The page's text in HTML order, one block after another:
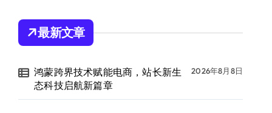
最新文章
鸿蒙跨界技术赋能电商，站长新生
态科技启航新篇章
2026年8月8日